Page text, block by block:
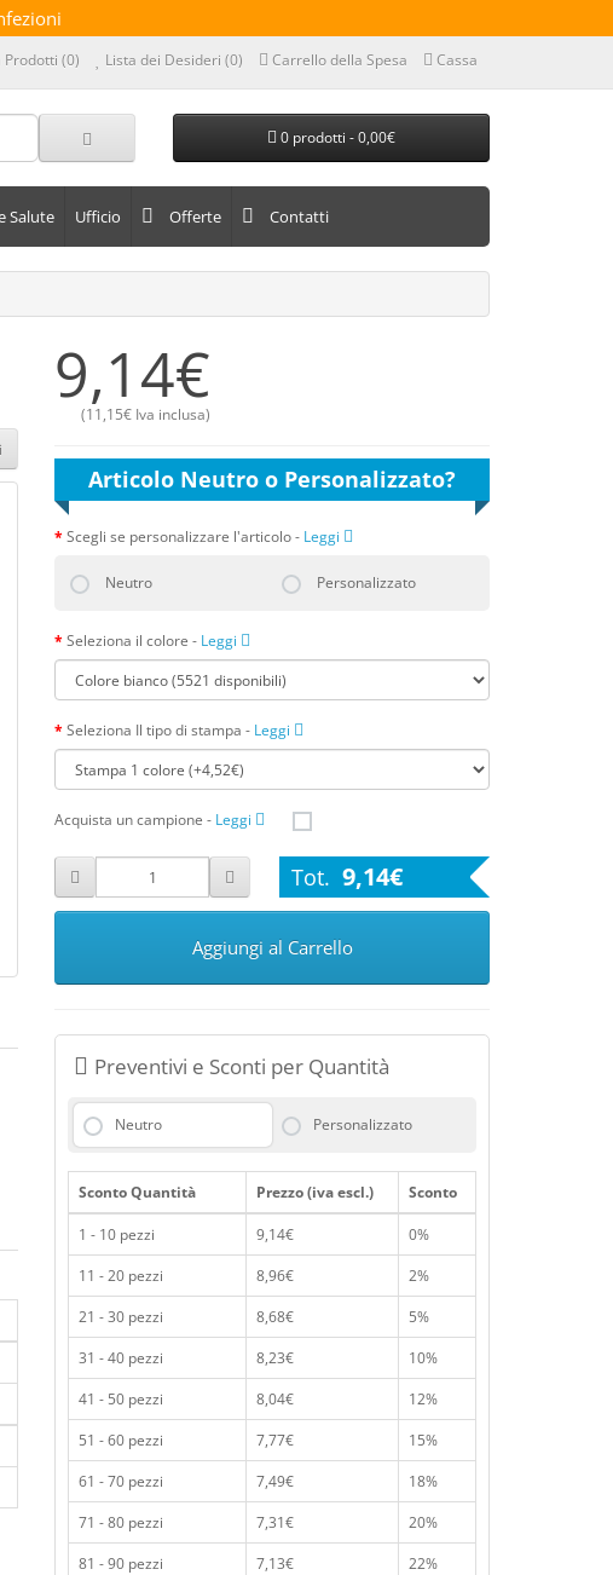
(0) Lista dei Desideri (0) Carrello della Spesa Cassa
0 prodotti - 0,00€
Salute Ufficio Offerte Contatti
9,14€
(11,15€ Iva inclusa)
Articolo Neutro o Personalizzato?
Scegli se personalizzare l'articolo- Leggi
Neutro Personalizzato
Seleziona il colore - Leggi
Seleziona Il tipo di stampa - Leggi
Acquista un campione - Leggi
9,14€
Aggiungi al Carrello
Preventivi e Sconti per Quantità
Neutro Personalizzato
Sconto Quantità Prezzo (iva escl.) Sconto
1 - 10 pezzi 9,14€
0%
11 - 20 pezzi
8,96€
2%
21 - 30 pezzi
8,68€
5%
31 - 40 pezzi
8,23€
10%
41 - 50 pezzi
8,04€
12%
51 - 60 pezzi
7,77€
15%
61 - 70 pezzi
7,49€
18%
71 - 80 pezzi
7,31€
20%
81 - 90 pezzi
7,13€
22%